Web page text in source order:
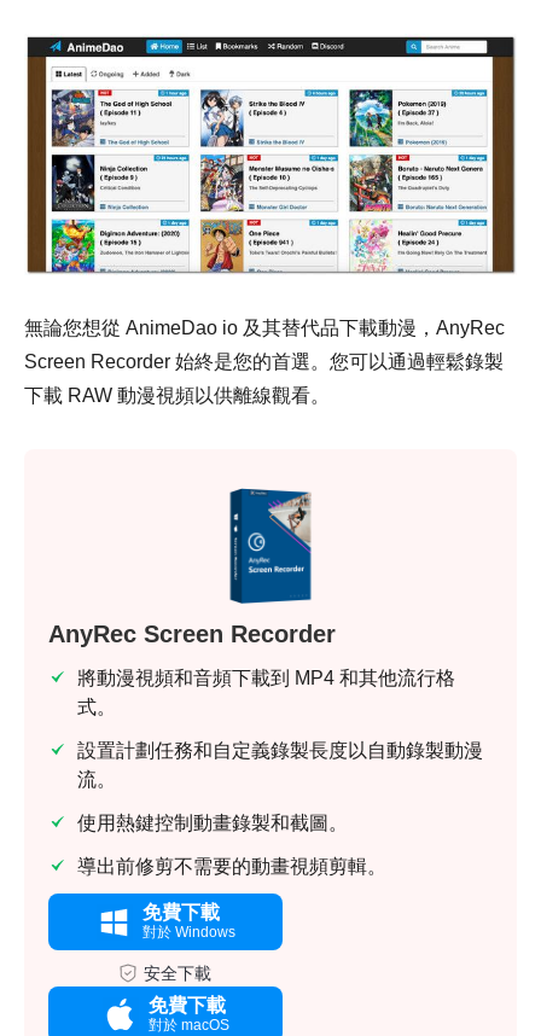
無論您想從 AnimeDao io 及其替代品下載動漫，AnyRec
Screen Recorder 始終是您的首選。您可以通過輕鬆錄製
下載 RAW 動漫視頻以供離線觀看。
AnyRec Screen Recorder
將動漫視頻和音頻下載到 MP4 和其他流行格
式。
設置計劃任務和自定義錄製長度以自動錄製動漫
流。
使用熱鍵控制動畫錄製和截圖。
導出前修剪不需要的動畫視頻剪輯。
免費下載
對於 Windows
安全下載
免費下載
對於 macOS